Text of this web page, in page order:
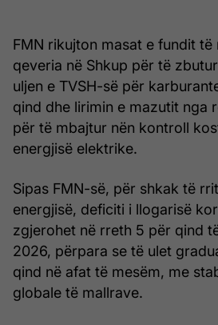
FMN rikujton masat e fundit të
qeveria në Shkup për të
uljen e TVSH-së për
qind dhe lirimin e mazutit nga
për të mbajtur nën kontroll
energjisë elektrike.
Sipas FMN-së, për shkak të
energjisë, deficiti i llogarisë
zgjerohet në rreth 5 për qind
2026, përpara se të ulet
qind në afat të mesëm, me
globale të mallrave.